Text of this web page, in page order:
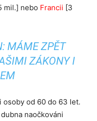
mil.] nebo Francii [3
MÁME ZPĚT
ZÁKONY I
od 60 do 63 let.
naočkováni